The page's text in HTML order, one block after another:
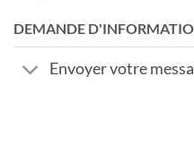
DEMANDE
Envoyer votre